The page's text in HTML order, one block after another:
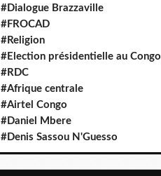
#Dialogue Brazzaville
#FROCAD
#Religion
#Election présidentielle au Congo
#RDC
#Afrique centrale
#Airtel Congo
#Daniel Mbere
#Denis Sassou N'Guesso